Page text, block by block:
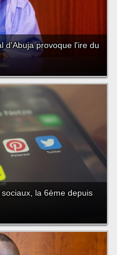
d'Abuja provoque l'ire du
la 6ème depuis